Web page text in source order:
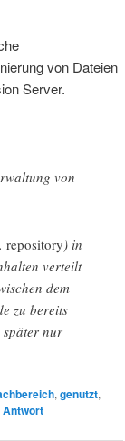
von Dateien
Server.
von
repository) in
verteilt
dem
zu bereits
später nur
, genutzt,
Antwort